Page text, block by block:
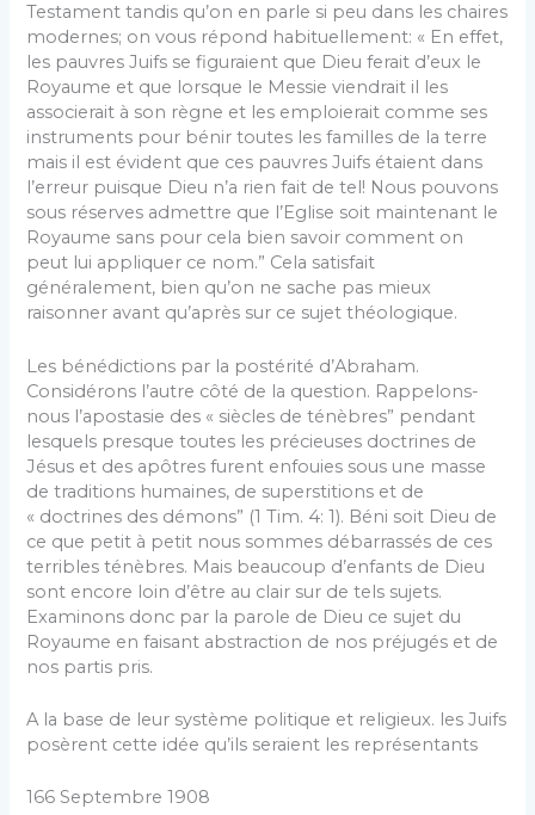
Testament tandis qu’on en parle si peu dans les chaires
modernes; on vous répond habituellement: « En effet,
les pauvres Juifs se figuraient que Dieu ferait d’eux le
Royaume et que lorsque le Messie viendrait il les
associerait à son règne et les emploierait comme ses
instruments pour bénir toutes les familles de la terre
mais il est évident que ces pauvres Juifs étaient dans
l’erreur puisque Dieu n’a rien fait de tel! Nous pou­vons
sous réserves admettre que l’Eglise soit main­tenant le
Royaume sans pour cela bien savoir com­ment on
peut lui appliquer ce nom.” Cela satisfait
généralement, bien qu’on ne sache pas mieux
raisonner avant qu’après sur ce sujet théologique.
Les bénédictions par la postérité d’Abraham.
Considérons l’autre côté de la question. Rappelons-
nous l’apostasie des « siècles de ténèbres” pendant
les­quels presque toutes les précieuses doctrines de
Jésus et des apôtres furent enfouies sous une masse
de traditions humaines, de superstitions et de
« doctrines des démons” (1 Tim. 4: 1). Béni soit Dieu de
ce que petit à petit nous sommes débarrassés de ces
terribles ténèbres. Mais beaucoup d’enfants de Dieu
sont encore loin d’être au clair sur de tels sujets.
Examinons donc par la parole de Dieu ce sujet du
Royaume en faisant abstraction de nos préjugés et de
nos partis pris.
A la base de leur système politique et religieux. les Juifs
posèrent cette idée qu’ils seraient les représentants
166 Septembre 1908